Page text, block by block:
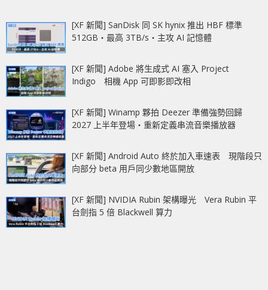
[XF 新聞] SanDisk 同 SK hynix 推出 HBF 標準
512GB‧最高 3TB/s‧主攻 AI 記憶體
[XF 新聞] Adobe 將生成式 AI 塞入 Project
Indigo 相機 App 可即影即改相
[XF 新聞] Winamp 夥拍 Deezer 準備強勢回歸
2027 上半年登場‧重新定義串流音樂播放器
[XF 新聞] Android Auto 終於加入車速表 現階段只
向部分 beta 用戶同少數地區開放
[XF 新聞] NVIDIA Rubin 架構曝光 Vera Rubin 平
台劍指 5 倍 Blackwell 算力